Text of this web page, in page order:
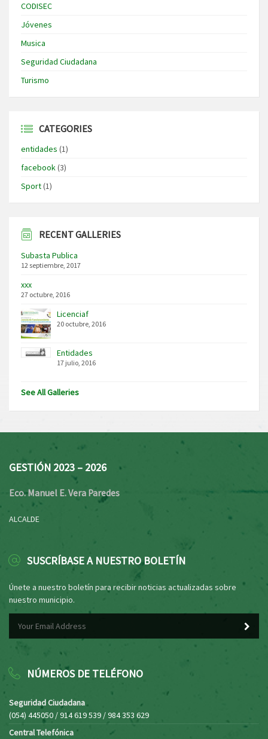
CODISEC
Jóvenes
Musica
Seguridad Ciudadana
Turismo
CATEGORIES
entidades (1)
facebook(3)
Sport(1)
RECENT GALLERIES
Subasta Publica
12 septiembre, 2017
xxx
27 octubre, 2016
Licenciaf
20 octubre, 2016
Entidades
17 julio, 2016
See All Galleries
GESTIÓN 2023 – 2026
Eco. Manuel E. Vera Paredes
ALCALDE
SUSCRÍBASE A NUESTRO BOLETÍN
Únete a nuestro boletín para recibir noticias actualizadas sobre
nuestro municipio.
NÚMEROS DE TELÉFONO
Seguridad Ciudadana
(054) 445050 / 914 619 539 / 984 353 629
Central Telefónica